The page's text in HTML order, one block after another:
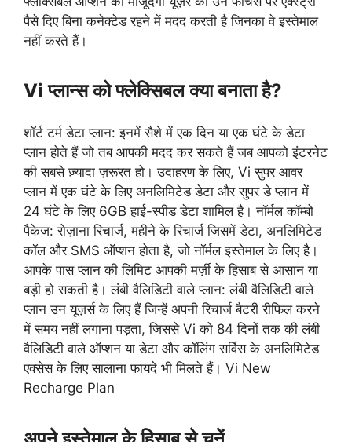
पैसे दिए बिना कनेक्टेड रहने में मदद करती है जिनका वे इस्तेमाल
नहीं करते हैं।
Vi प्लान्स को फ्लेक्सिबल क्या बनाता है?
शॉर्ट टर्म डेटा प्लान: इनमें सैशे में एक दिन या एक घंटे के डेटा
प्लान होते हैं जो तब आपकी मदद कर सकते हैं जब आपको इंटरनेट
की सबसे ज़्यादा ज़रूरत हो। उदाहरण के लिए, Vi सुपर आवर
प्लान में एक घंटे के लिए अनलिमिटेड डेटा और सुपर डे प्लान में
24 घंटे के लिए 6GB हाई-स्पीड डेटा शामिल है। नॉर्मल कॉम्बो
पैकेज: रोज़ाना रिचार्ज, महीने के रिचार्ज जिसमें डेटा, अनलिमिटेड
कॉल और SMS ऑप्शन होता है, जो नॉर्मल इस्तेमाल के लिए है।
आपके पास प्लान की लिमिट आपकी मर्ज़ी के हिसाब से आसान या
बड़ी हो सकती है। लंबी वैलिडिटी वाले प्लान: लंबी वैलिडिटी वाले
प्लान उन यूज़र्स के लिए हैं जिन्हें अपनी रिचार्ज बैटरी रीफिल करने
में समय नहीं लगाना पड़ता, जिससे Vi को 84 दिनों तक की लंबी
वैलिडिटी वाले ऑप्शन या डेटा और कॉलिंग सर्विस के अनलिमिटेड
एक्सेस के लिए सालाना फायदे भी मिलते हैं। Vi New
Recharge Plan